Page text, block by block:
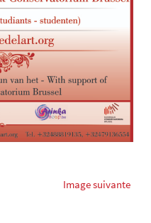
Image suivante